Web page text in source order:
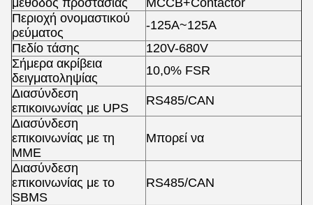
μέθοδος προστασίας
MCCB+Contactor
Περιοχή ονομαστικού
ρεύματος
-125A~125A
Πεδίο τάσης
120V-680V
Σήμερα ακρίβεια
δειγματοληψίας
10,0% FSR
Διασύνδεση
επικοινωνίας με UPS
RS485/CAN
Διασύνδεση
επικοινωνίας με τη
ΜΜΕ
Μπορεί να
Διασύνδεση
επικοινωνίας με το
SBMS
RS485/CAN